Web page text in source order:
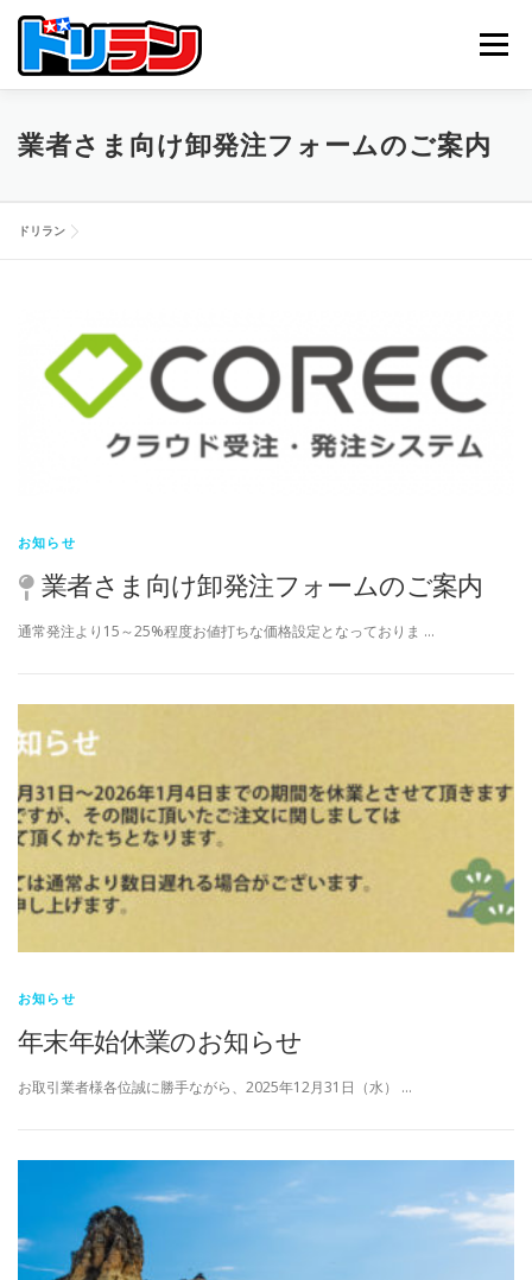
メニュー
TOP ABOUT US NEWS CONTACT
業者さま向け卸発注フォームのご案内
ドリラン
お知らせ
業者さま向け卸発注フォームのご案内
通常発注より15～25%程度お値打ちな価格設定となっておりま …
お知らせ
年末年始休業のお知らせ
お取引業者様各位誠に勝手ながら、2025年12月31日（水） …